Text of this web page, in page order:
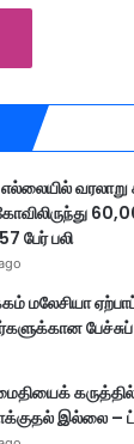
எல்லையில்
பேர் பலி
மலேசியா
இல்லை –